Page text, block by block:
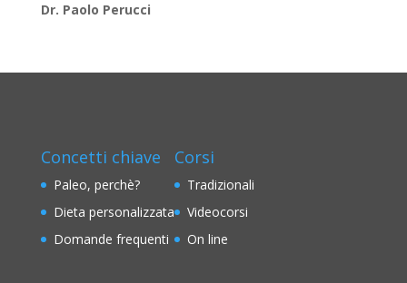
Dr. Paolo Perucci
Concetti chiave
Paleo, perchè?
Dieta personalizzata
Domande frequenti
Corsi
Tradizionali
Videocorsi
On line